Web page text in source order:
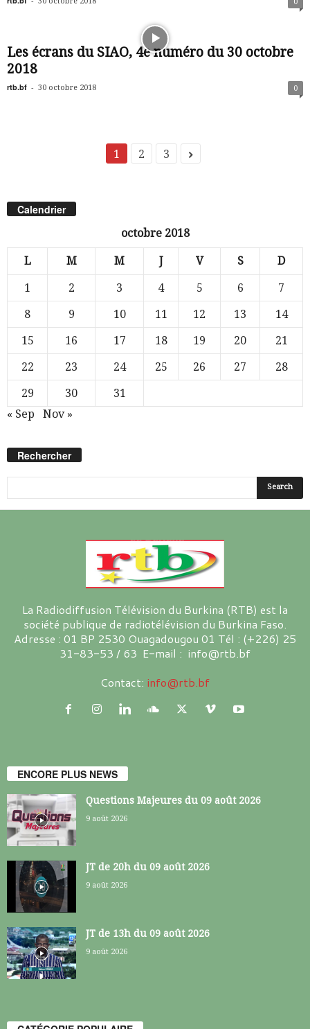
Les écrans du SIAO, 4e numéro du 30 octobre
2018
rtb.bf - 30 octobre 2018 0
1 2 3
Calendrier
octobre 2018
L M M J V S D
1 2 3 4 5 6
7
8
9 10 11 12 13
14
15
16 17 18 19 20
21
22
23 24 25 26 27
28
29
30
31
« Sep
Nov »
Rechercher
La Radiodiffusion Télévision du Burkina (RTB) est la
société publique de radiotélévision du Burkina Faso.
Adresse : 01 BP 2530 Ouagadougou 01 Tél : (+226) 25
31-83-53 / 63 E-mail : info@rtb.bf
Contact: info@rtb.bf
ENCORE PLUS NEWS
Questions Majeures du 09 août 2026
9 août 2026
JT de 20h du 09 août 2026
9 août 2026
JT de 13h du 09 août 2026
9 août 2026